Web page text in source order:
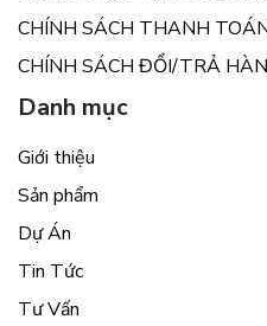
CHÍNH SÁCH THANH
CHÍNH SÁCH ĐỔI/TRẢ
Danh mục
Giới thiệu
Sản phẩm
Dự Án
Tin Tức
Tư Vấn